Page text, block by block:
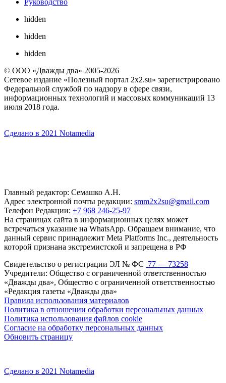
hidden
hidden
hidden
© ООО «Дважды два» 2005-2026
Сетевое издание «Полезный портал 2x2.su» зарегистрировано
Федеральной службой по надзору в сфере связи,
информационных технологий и массовых коммуникаций 13
июля 2018 года.
Сделано в 2021 Notamedia
Главный редактор: Семашко А.Н.
Адрес электронной почты редакции: smm2x2su@gmail.com
Телефон Редакции: +7 968 246-25-97
На страницах сайта в информационных целях может
встречаться указание на WhatsApp. Обращаем внимание, что
данный сервис принадлежит Meta Platforms Inc., деятельность
которой признана экстремистской и запрещена в РФ
Свидетельство о регистрации ЭЛ № ФС 77 — 73258
Учредители: Общество с ограниченной ответственностью
«Дважды два», Общество с ограниченной ответственностью
«Редакция газеты «Дважды два»
Правила использования материалов
Политика в отношении обработки персональных данных
Политика использования файлов cookie
Согласие на обработку персональных данных
Обновить страницу
Сделано в 2021 Notamedia